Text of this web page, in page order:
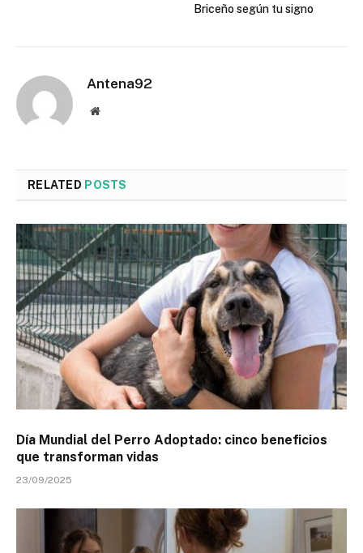
Briceño según tu signo
Antena92
Website
RELATED POSTS
Día Mundial del Perro Adoptado: cinco beneficios
que transforman vidas
23/09/2025